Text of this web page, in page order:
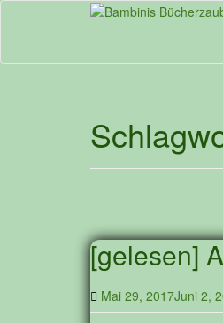
Skip
content
[gelesen]
Mai 29, 2017Juni 2,